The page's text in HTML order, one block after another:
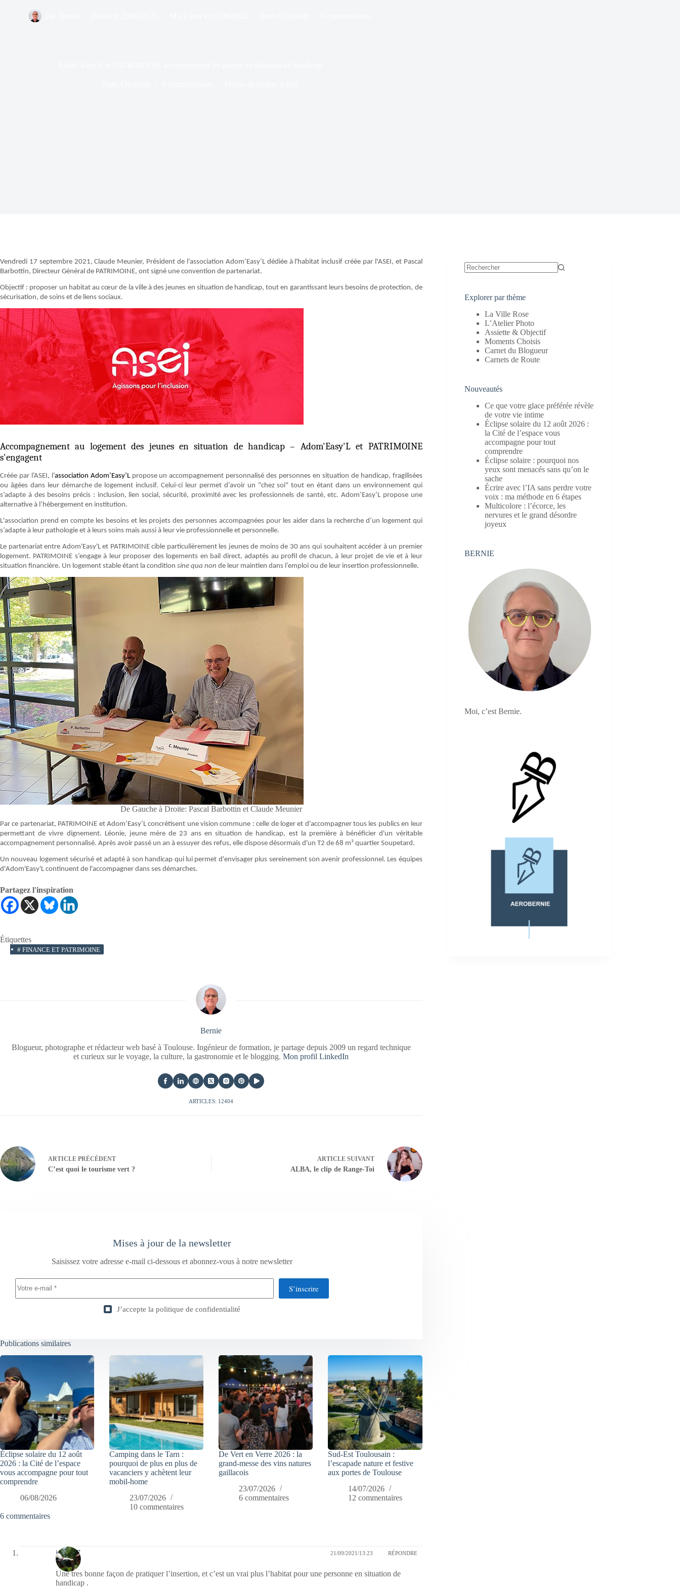
Vendredi 17 septembre 2021, Claude Meunier, Président de l’association Adom’Easy’L dédiée à l'habitat inclusif créée par l'ASEI, et Pascal
Barbottin, Directeur Général de PATRIMOINE, ont signé une convention de partenariat.
Objectif : proposer un habitat au cœur de la ville à des jeunes en situation de handicap, tout en garantissant leurs besoins de protection, de
sécurisation, de soins et de liens sociaux.
Accompagnement au logement des jeunes en situation de handicap – Adom'Easy'L et PATRIMOINE
s'engagent
Créée par l’ASEI, l’association Adom’Easy’Lpropose un accompagnement personnalisé des personnes en situation de handicap, fragilisées
ou âgées dans leur démarche de logement inclusif. Celui-ci leur permet d’avoir un "chez soi" tout en étant dans un environnement qui
s’adapte à des besoins précis : inclusion, lien social, sécurité, proximité avec les professionnels de santé, etc. Adom’Easy’L propose une
alternative à l’hébergement en institution.
L'association prend en compte les besoins et les projets des personnes accompagnées pour les aider dans la recherche d’un logement qui
s’adapte à leur pathologie et à leurs soins mais aussi à leur vie professionnelle et personnelle.
Le partenariat entre Adom'Easy'L et PATRIMOINE cible particulièrement les jeunes de moins de 30 ans qui souhaitent accéder à un premier
logement. PATRIMOINE s’engage à leur proposer des logements en bail direct, adaptés au profil de chacun, à leur projet de vie et à leur
situation financière. Un logement stable étant la condition sine qua non de leur maintien dans l’emploi ou de leur insertion professionnelle.
De Gauche à Droite: Pascal Barbottin et Claude Meunier
Par ce partenariat, PATRIMOINE et Adom’Easy’L concrétisent une vision commune : celle de loger et d'accompagner tous les publics en leur
permettant de vivre dignement. Léonie, jeune mère de 23 ans en situation de handicap, est la première à bénéficier d'un véritable
accompagnement personnalisé. Après avoir passé un an à essuyer des refus, elle dispose désormais d'un T2 de 68 m² quartier Soupetard.
Un nouveau logement sécurisé et adapté à son handicap qui lui permet d'envisager plus sereinement son avenir professionnel. Les équipes
d'Adom'Easy'L continuent de l'accompagner dans ses démarches.
Partagez l'inspiration
Étiquettes
# FINANCE ET PATRIMOINE
Bernie
Blogueur, photographe et rédacteur web basé à Toulouse. Ingénieur de formation, je partage depuis 2009 un regard technique
et curieux sur le voyage, la culture, la gastronomie et le blogging.Mon profil LinkedIn
ARTICLES: 12404
ARTICLE PRÉCÉDENT
C’est quoi le tourisme vert ?
ARTICLESUIVANT
ALBA, le clip de Range-Toi
Mises à jour de la newsletter
Saisissez votre adresse e-mail ci-dessous et abonnez-vous à notre newsletter
S’inscrire
J’accepte la politique de confidentialité
Publications similaires
Éclipse solaire du 12 août
2026 : la Cité de l’espace
vous accompagne pour tout
comprendre
06/08/2026
Camping dans le Tarn :
pourquoi de plus en plus de
vacanciers y achètent leur
mobil-home
23/07/2026
10 commentaires
De Vert en Verre 2026 : la
grand-messe des vins natures
gaillacois
23/07/2026
6 commentaires
Sud-Est Toulousain :
l’escapade nature et festive
aux portes de Toulouse
14/07/2026
12 commentaires
6 commentaires
jazzy57 21/09/2021/13:23 RÉPONDRE
Une tres bonne façon de pratiquer l’insertion, et c’est un vrai plus l’habitat pour une personne en situation de
handicap .
Explorer par thème
La Ville Rose
L’Atelier Photo
Assiette & Objectif
Moments Choisis
Carnet du Blogueur
Carnets de Route
Nouveautés
Ce que votre glace préférée révèle
de votre vie intime
Éclipse solaire du 12 août 2026 :
la Cité de l’espace vous
accompagne pour tout
comprendre
Éclipse solaire : pourquoi nos
yeux sont menacés sans qu’on le
sache
Écrire avec l’IA sans perdre votre
voix : ma méthode en 6 étapes
Multicolore : l’écorce, les
nervures et le grand désordre
joyeux
BERNIE
Moi, c’est Bernie.